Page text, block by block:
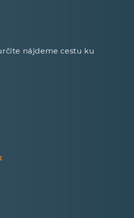
nájdeme cestu ku